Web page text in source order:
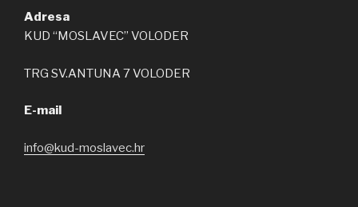
Adresa
KUD “MOSLAVEC” VOLODER
TRG SV.ANTUNA 7 VOLODER
E-mail
info@kud-moslavec.hr